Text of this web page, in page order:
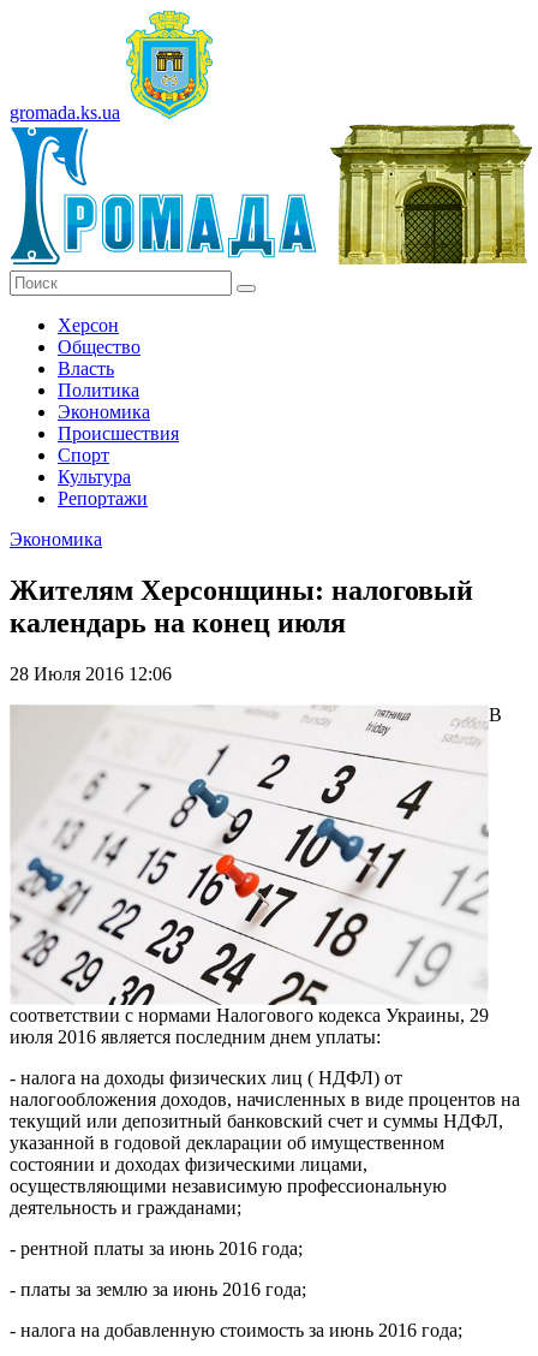
gromada.ks.ua
Херсон
Общество
Власть
Политика
Экономика
Происшествия
Спорт
Культура
Репортажи
Экономика
Жителям Херсонщины: налоговый
календарь на конец июля
28 Июля 2016 12:06
В
соответствии с нормами Налогового кодекса Украины, 29
июля 2016 является последним днем уплаты:
- налога на доходы физических лиц ( НДФЛ) от
налогообложения доходов, начисленных в виде процентов на
текущий или депозитный банковский счет и суммы НДФЛ,
указанной в годовой декларации об имущественном
состоянии и доходах физическими лицами,
осуществляющими независимую профессиональную
деятельность и гражданами;
- рентной платы за июнь 2016 года;
- платы за землю за июнь 2016 года;
- налога на добавленную стоимость за июнь 2016 года;